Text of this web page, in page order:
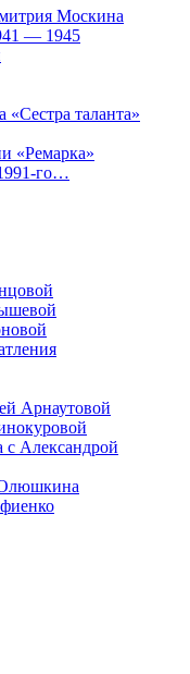
Москина
— 1945
«Сестра таланта»
«Ремарка»
го…
Арнаутовой
с Александрой